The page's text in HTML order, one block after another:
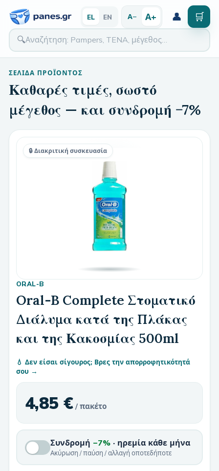
🔍
EL EN Α− Α+ 👤 🛒
ΣΕΛΊΔΑ ΠΡΟΪΌΝΤΟΣ
Καθαρές τιμές, σωστό
μέγεθος — και συνδρομή −7%
🔒 Διακριτική συσκευασία
ORAL-B
Oral-B Complete Στοματικό
Διάλυμα κατά της Πλάκας
και της Κακοσμίας 500ml
💧 Δεν είσαι σίγουρος; Βρες την απορροφητικότητά
σου →
4,85 € / πακέτο
Συνδρομή −7%· ηρεμία κάθε μήνα
Ακύρωση / παύση / αλλαγή οποτεδήποτε